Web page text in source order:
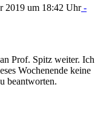
2019 um 18:42 Uhr-
Prof. Spitz weiter. Ich
Wochenende keine
beantworten.